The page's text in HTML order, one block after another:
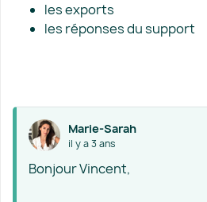
les exports
les réponses du support
Marie-Sarah
il y a 3 ans
Bonjour Vincent,